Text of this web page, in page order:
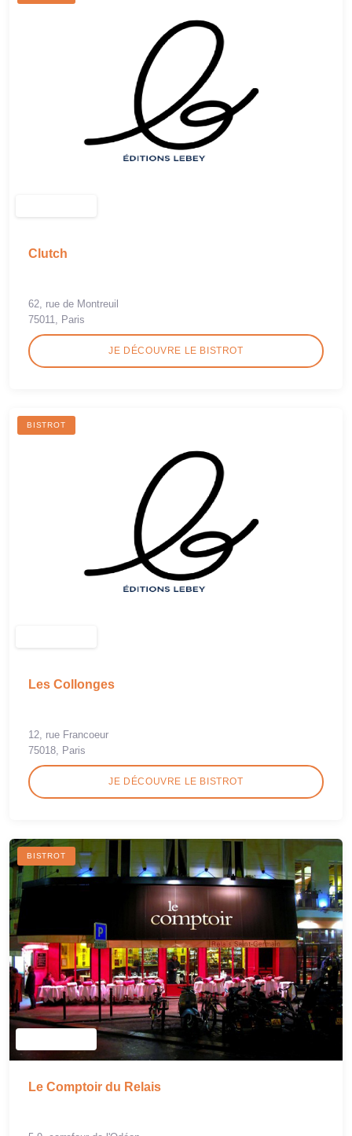
Clutch
62, rue de Montreuil
75011, Paris
JE DÉCOUVRE LE BISTROT
BISTROT
Les Collonges
12, rue Francoeur
75018, Paris
JE DÉCOUVRE LE BISTROT
BISTROT
Le Comptoir du Relais